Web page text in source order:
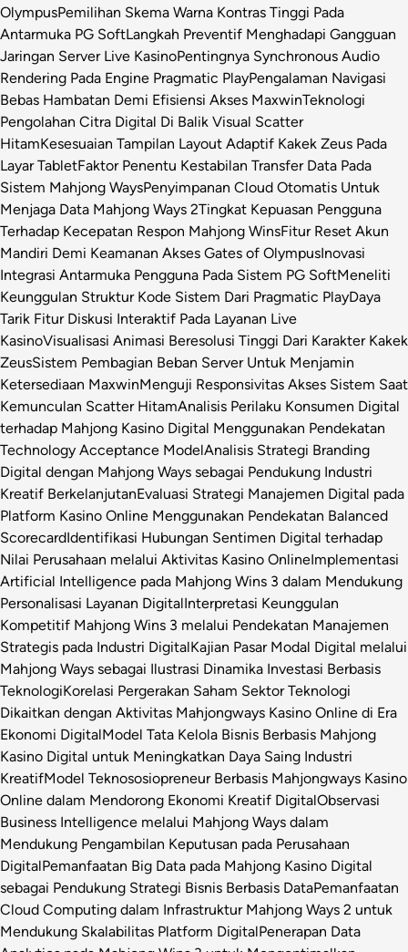
OlympusPemilihan Skema Warna Kontras Tinggi Pada
Antarmuka PG SoftLangkah Preventif Menghadapi Gangguan
Jaringan Server Live KasinoPentingnya Synchronous Audio
Rendering Pada Engine Pragmatic PlayPengalaman Navigasi
Bebas Hambatan Demi Efisiensi Akses MaxwinTeknologi
Pengolahan Citra Digital Di Balik Visual Scatter
HitamKesesuaian Tampilan Layout Adaptif Kakek Zeus Pada
Layar TabletFaktor Penentu Kestabilan Transfer Data Pada
Sistem Mahjong WaysPenyimpanan Cloud Otomatis Untuk
Menjaga Data Mahjong Ways 2Tingkat Kepuasan Pengguna
Terhadap Kecepatan Respon Mahjong WinsFitur Reset Akun
Mandiri Demi Keamanan Akses Gates of OlympusInovasi
Integrasi Antarmuka Pengguna Pada Sistem PG SoftMeneliti
Keunggulan Struktur Kode Sistem Dari Pragmatic PlayDaya
Tarik Fitur Diskusi Interaktif Pada Layanan Live
KasinoVisualisasi Animasi Beresolusi Tinggi Dari Karakter Kakek
ZeusSistem Pembagian Beban Server Untuk Menjamin
Ketersediaan MaxwinMenguji Responsivitas Akses Sistem Saat
Kemunculan Scatter HitamAnalisis Perilaku Konsumen Digital
terhadap Mahjong Kasino Digital Menggunakan Pendekatan
Technology Acceptance ModelAnalisis Strategi Branding
Digital dengan Mahjong Ways sebagai Pendukung Industri
Kreatif BerkelanjutanEvaluasi Strategi Manajemen Digital pada
Platform Kasino Online Menggunakan Pendekatan Balanced
ScorecardIdentifikasi Hubungan Sentimen Digital terhadap
Nilai Perusahaan melalui Aktivitas Kasino OnlineImplementasi
Artificial Intelligence pada Mahjong Wins 3 dalam Mendukung
Personalisasi Layanan DigitalInterpretasi Keunggulan
Kompetitif Mahjong Wins 3 melalui Pendekatan Manajemen
Strategis pada Industri DigitalKajian Pasar Modal Digital melalui
Mahjong Ways sebagai Ilustrasi Dinamika Investasi Berbasis
TeknologiKorelasi Pergerakan Saham Sektor Teknologi
Dikaitkan dengan Aktivitas Mahjongways Kasino Online di Era
Ekonomi DigitalModel Tata Kelola Bisnis Berbasis Mahjong
Kasino Digital untuk Meningkatkan Daya Saing Industri
KreatifModel Teknososiopreneur Berbasis Mahjongways Kasino
Online dalam Mendorong Ekonomi Kreatif DigitalObservasi
Business Intelligence melalui Mahjong Ways dalam
Mendukung Pengambilan Keputusan pada Perusahaan
DigitalPemanfaatan Big Data pada Mahjong Kasino Digital
sebagai Pendukung Strategi Bisnis Berbasis DataPemanfaatan
Cloud Computing dalam Infrastruktur Mahjong Ways 2 untuk
Mendukung Skalabilitas Platform DigitalPenerapan Data